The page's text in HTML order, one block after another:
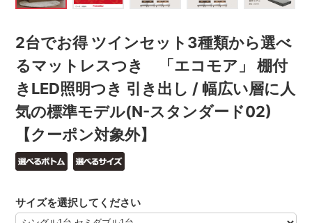
2台でお得 ツインセット3種類から選べ
るマットレスつき 「エコモア」 棚付
きLED照明つき 引き出し / 幅広い層に人
気の標準モデル(N-スタンダード02)
【クーポン対象外】
サイズを選択してください